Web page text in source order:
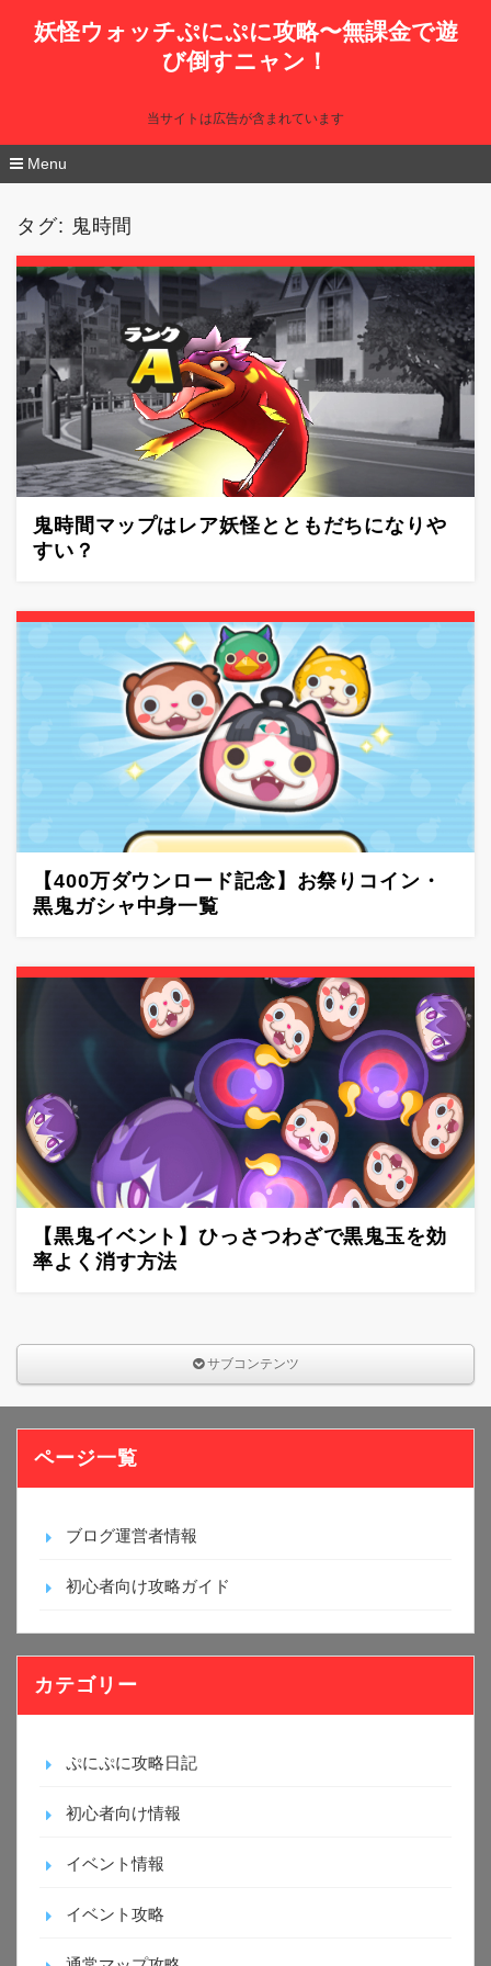
妖怪ウォッチぷにぷに攻略〜無課金で遊
び倒すニャン！
当サイトは広告が含まれています
Menu
タグ: 鬼時間
鬼時間マップはレア妖怪とともだちになりや
すい？
【400万ダウンロード記念】お祭りコイン・
黒鬼ガシャ中身一覧
【黒鬼イベント】ひっさつわざで黒鬼玉を効
率よく消す方法
サブコンテンツ
ページ一覧
ブログ運営者情報
初心者向け攻略ガイド
カテゴリー
ぷにぷに攻略日記
初心者向け情報
イベント情報
イベント攻略